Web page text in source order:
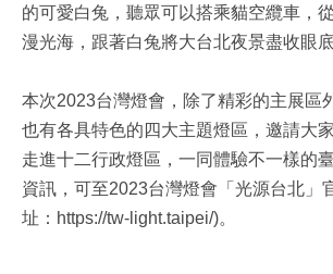
的可愛白兔，聽眾可以搭乘貓空纜車，
漫光海，跟著白兔將大台北夜景盡收眼底
本次2023台灣燈會，除了精彩的主展區
也有各具特色的四大主題燈區，邀請大
走進十二行政燈區，一同體驗不一樣的
資訊，可至2023台灣燈會「光源台北」
址：https://tw-light.taipei/)。